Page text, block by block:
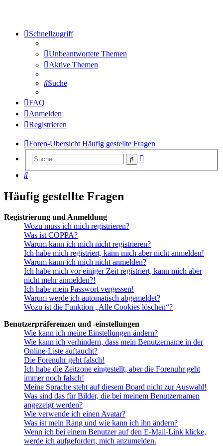
Schnellzugriff
Unbeantwortete Themen
Aktive Themen
Suche
FAQ
Anmelden
Registrieren
Foren-Übersicht Häufig gestellte Fragen
Suche
Suche
Häufig gestellte Fragen
Registrierung und Anmeldung
Wozu muss ich mich registrieren?
Was ist COPPA?
Warum kann ich mich nicht registrieren?
Ich habe mich registriert, kann mich aber nicht anmelden!
Warum kann ich mich nicht anmelden?
Ich habe mich vor einiger Zeit registriert, kann mich aber
nicht mehr anmelden?!
Ich habe mein Passwort vergessen!
Warum werde ich automatisch abgemeldet?
Wozu ist die Funktion „Alle Cookies löschen“?
Benutzerpräferenzen und -einstellungen
Wie kann ich meine Einstellungen ändern?
Wie kann ich verhindern, dass mein Benutzername in der
Online-Liste auftaucht?
Die Forenuhr geht falsch!
Ich habe die Zeitzone eingestellt, aber die Forenuhr geht
immer noch falsch!
Meine Sprache steht auf diesem Board nicht zur Auswahl!
Was sind das für Bilder, die bei meinem Benutzernamen
angezeigt werden?
Wie verwende ich einen Avatar?
Was ist mein Rang und wie kann ich ihn ändern?
Wenn ich bei einem Benutzer auf den E-Mail-Link klicke,
werde ich aufgefordert, mich anzumelden.